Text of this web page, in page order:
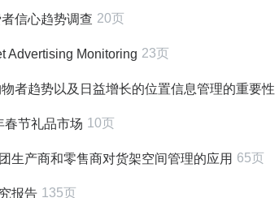
信心趋势调查 20页
Advertising Monitoring 23页
者趋势以及日益增长的位置信息管理的重要性
春节礼品市场 10页
生产商和零售商对货架空间管理的应用 65页
报告 135页